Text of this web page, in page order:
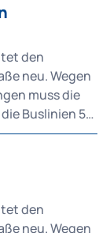
den
neu. Wegen
muss die
Buslinien 53
gelten von
19.
den
neu. Wegen